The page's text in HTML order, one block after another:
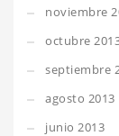
noviembre
octubre
septiembre
agosto 2013
junio 2013